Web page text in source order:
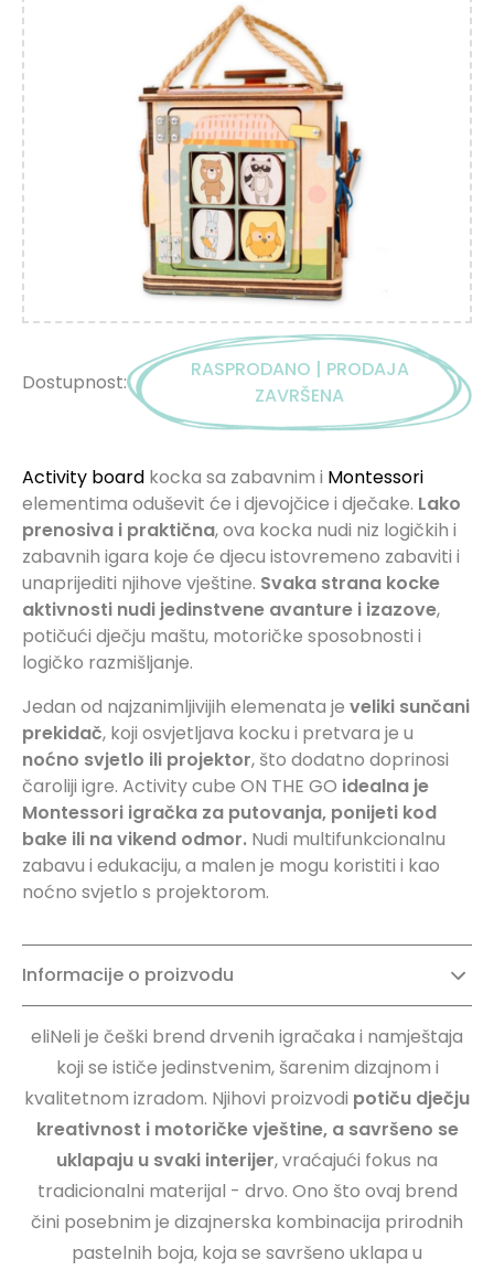
Dostupnost:
RASPRODANO | PRODAJA
ZAVRŠENA
Activity board kocka sa zabavnim i Montessori
elementima oduševit će i djevojčice i dječake. Lako
prenosiva i praktična, ova kocka nudi niz logičkih i
zabavnih igara koje će djecu istovremeno zabaviti i
unaprijediti njihove vještine. Svaka strana kocke
aktivnosti nudi jedinstvene avanture i izazove,
potičući dječju maštu, motoričke sposobnosti i
logičko razmišljanje.
Jedan od najzanimljivijih elemenata je veliki sunčani
prekidač, koji osvjetljava kocku i pretvara je u
noćno svjetlo ili projektor, što dodatno doprinosi
čaroliji igre. Activity cube ON THE GO idealna je
Montessori igračka za putovanja, ponijeti kod
bake ili na vikend odmor. Nudi multifunkcionalnu
zabavu i edukaciju, a malen je mogu koristiti i kao
noćno svjetlo s projektorom.
Informacije o proizvodu
eliNeli je češki brend drvenih igračaka i namještaja
koji se ističe jedinstvenim, šarenim dizajnom i
kvalitetnom izradom. Njihovi proizvodi potiču dječju
kreativnost i motoričke vještine, a savršeno se
uklapaju u svaki interijer, vraćajući fokus na
tradicionalni materijal - drvo. Ono što ovaj brend
čini posebnim je dizajnerska kombinacija prirodnih
pastelnih boja, koja se savršeno uklapa u